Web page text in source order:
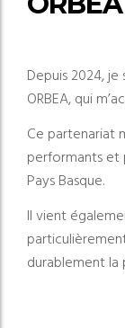
Depuis 2024,
ORBEA, qui
Ce partenariat
performants et
Pays Basque.
Il vient
durablement la